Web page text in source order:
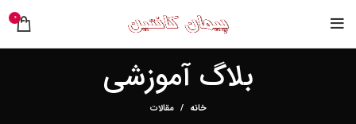
0
بلاگ آموزشی
خانه مقالات